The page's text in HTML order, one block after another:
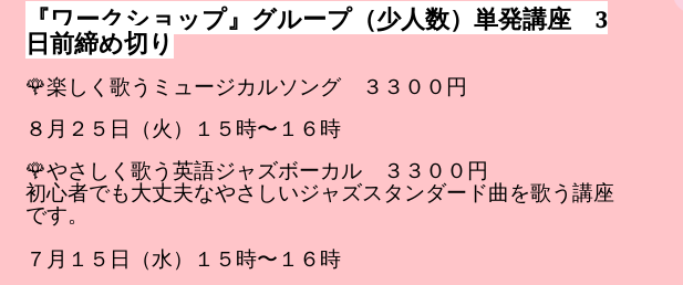
『ワークショップ』グループ（少人数）単発講座 3
日前締め切り
🌹楽しく歌うミュージカルソング ３３００円
８月２５日（火）１５時〜１６時
🌹やさしく歌う英語ジャズボーカル ３３００円
初心者でも大丈夫なやさしいジャズスタンダード曲を歌う講座
です。
７月１５日（水）１５時〜１６時